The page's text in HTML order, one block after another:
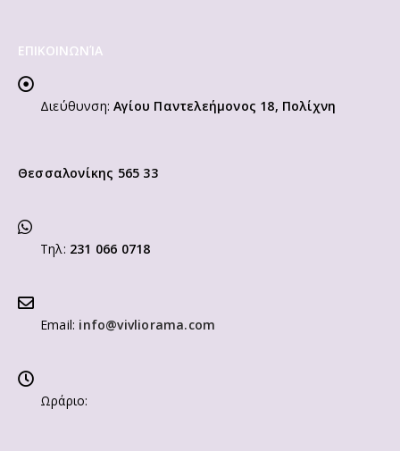
ΕΠΙΚΟΙΝΩΝΊΑ
Διεύθυνση: Αγίου Παντελεήμονος 18, Πολίχνη
Θεσσαλονίκης 565 33
Τηλ: 231 066 0718
Email: info@vivliorama.com
Ωράριο: